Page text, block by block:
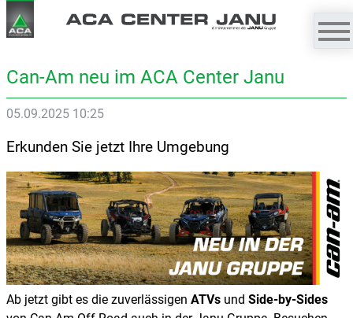
Can-Am neu im ACA Center Janu
05.09.2025 10:25
Erkunden Sie jetzt Ihre Umgebung
Ab jetzt gibt es die zuverlässigen ATVs und Side-by-Sides